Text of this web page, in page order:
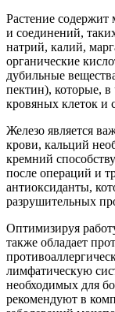
Растение
и соединений,
натрий, калий,
органические
дубильные
пектин), которые,
кровяных клеток и
Железо является
крови, кальций
кремний
после операций и
антиоксиданты,
разрушительных
Оптимизируя
также обладает
лимфатическую
необходимых для
рекомендуют в